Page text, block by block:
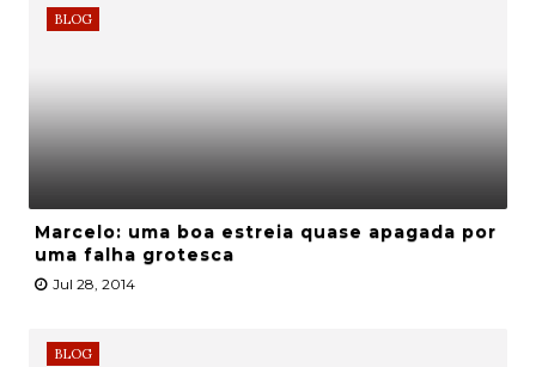
BLOG
Marcelo: uma boa estreia quase apagada por
uma falha grotesca
Jul 28, 2014
BLOG